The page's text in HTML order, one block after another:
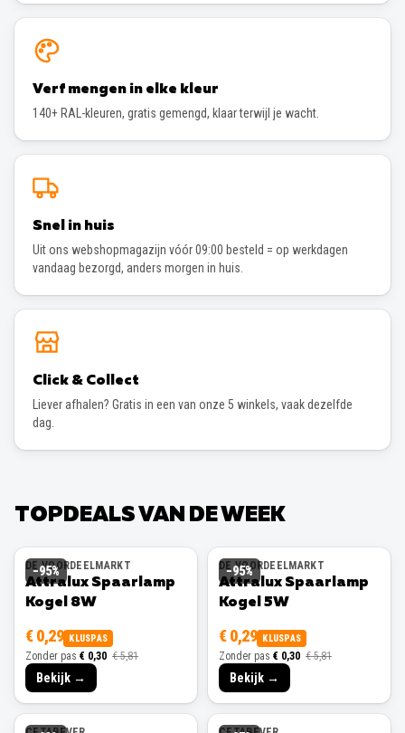
Verf mengen in elke kleur
140+ RAL-kleuren, gratis gemengd, klaar terwijl je wacht.
Snel in huis
Uit ons webshopmagazijn vóór 09:00 besteld = op werkdagen
vandaag bezorgd, anders morgen in huis.
Click & Collect
Liever afhalen? Gratis in een van onze 5 winkels, vaak dezelfde
dag.
TOPDEALS VAN DE WEEK
−95%
DE VOORDEELMARKT
Attralux Spaarlamp
Kogel 8W
€ 0,29 KLUSPAS
Zonder pas € 0,30 € 5,81
Bekijk →
−95%
DE VOORDEELMARKT
Attralux Spaarlamp
Kogel 5W
€ 0,29 KLUSPAS
Zonder pas € 0,30 € 5,81
Bekijk →